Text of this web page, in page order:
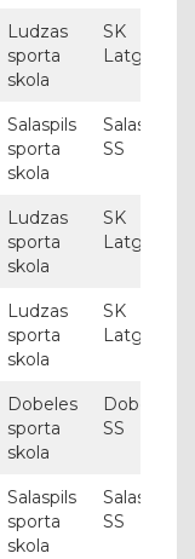
Ludzas
sporta
skola
SK
Latgols
Salaspils
sporta
skola
Salaspils
SS
Ludzas
sporta
skola
SK
Latgols
Ludzas
sporta
skola
SK
Latgols
Dobeles
sporta
skola
Dobeles
SS
Salaspils
sporta
skola
Salaspils
SS